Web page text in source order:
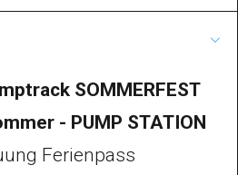
Erfolgsgeschichte und
von Pumptracks lässt
Kinder und
die unkonventionelle
SOMMERFEST
- PUMP STATION
Ferienpass